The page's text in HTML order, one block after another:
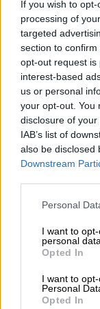
If you wish to
processing of
targeted
section to
opt-out request is
interest-based
us or personal
your opt-out. You
disclosure of
IAB’s list of
also be disclosed
Downstream
Please note that
not limited to
grant or deny
use your data for
consent section.
Personal
I want to
personal data.
Opted In
I want to
Personal
Opted In
πραγματικά
Περνώ στις
της
μας
δεύτερο
αποτροπής
ροών
σημαντικά
σύνορά μας.
απλοποιούμε
υποδοχή
τομείς όπως
τουρισμός